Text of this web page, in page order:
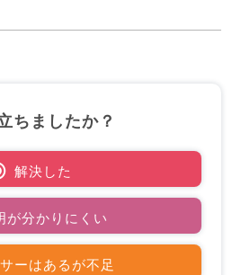
ちましたか？
解決した
が分かりにくい
ーはあるが不足